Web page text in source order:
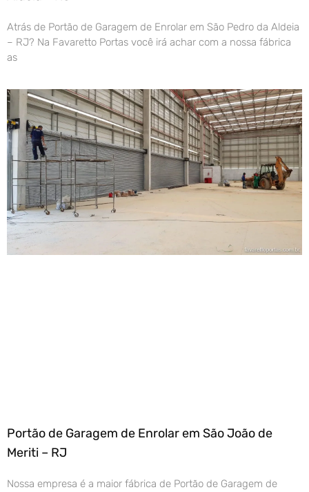
Atrás de Portão de Garagem de Enrolar em São Pedro da Aldeia
– RJ? Na Favaretto Portas você irá achar com a nossa fábrica
as
Portão de Garagem de Enrolar em São João de
Meriti – RJ
Nossa empresa é a maior fábrica de Portão de Garagem de